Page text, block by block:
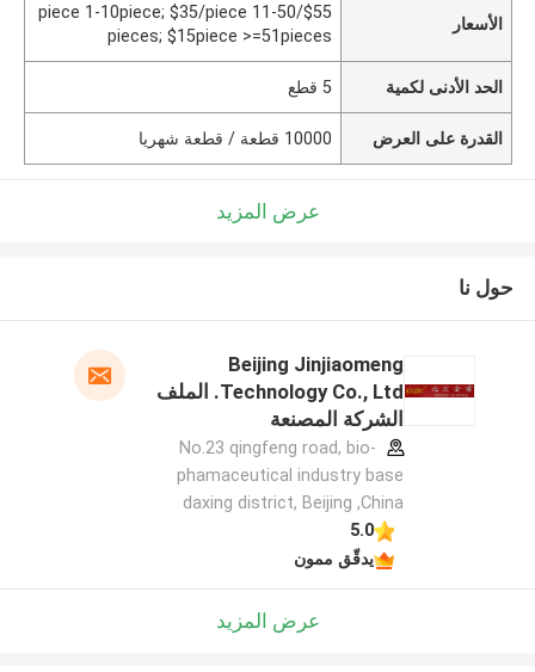
الأسعار
$55/piece 1-10piece; $35/piece 11-50
pieces; $15piece >=51pieces
الحد الأدنى لكمية 5 قطع
القدرة على العرض 10000 قطعة / قطعة شهريا
عرض المزيد
حول نا
Beijing Jinjiaomeng
Technology Co., Ltd. الملف
الشركة المصنعة
No.23 qingfeng road, bio-
phamaceutical industry base
daxing district, Beijing ,China
5.0
يدقّق ممون
عرض المزيد